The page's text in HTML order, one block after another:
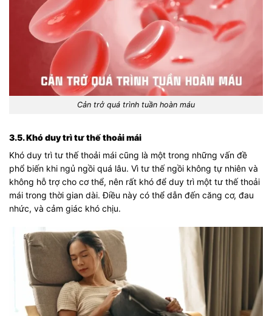
Cản trở quá trình tuần hoàn máu
3.5. Khó duy trì tư thế thoải mái
Khó duy trì tư thế thoải mái cũng là một trong những vấn đề
phổ biến khi ngủ ngồi quá lâu. Vì tư thế ngồi không tự nhiên và
không hỗ trợ cho cơ thể, nên rất khó để duy trì một tư thế thoải
mái trong thời gian dài. Điều này có thể dẫn đến căng cơ, đau
nhức, và cảm giác khó chịu.